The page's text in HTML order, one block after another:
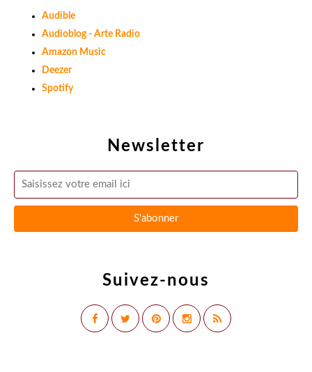
Newsletter
Suivez-nous
Audible
Audioblog - Arte Radio
Amazon Music
Deezer
Spotify